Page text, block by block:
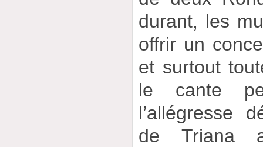
durant, les
offrir un
et surtout
le cante
l’allégresse
de Triana